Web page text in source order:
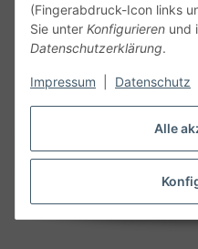
Alle
(Fingerabdruck-Icon links
Sie unter Konfigurieren und
Datenschutzerklärung.
Impressum Datenschutz
Alle technischen Angaben
Angaben vorbehalten.
unseren Kundenservice.
Vertrag widerrufen